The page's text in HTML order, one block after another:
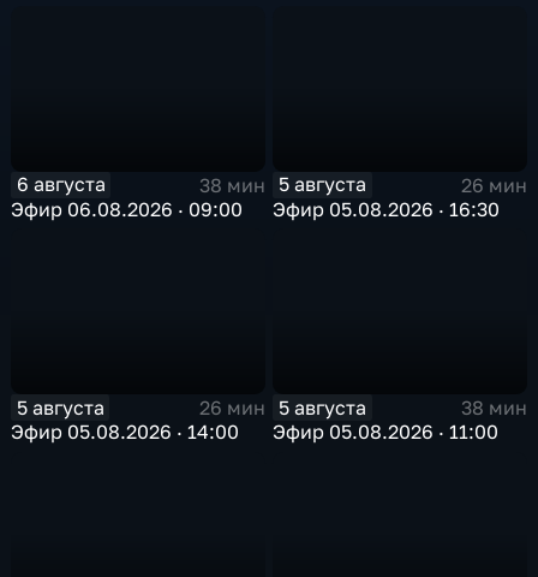
6 августа
38 мин
Эфир 06.08.2026 · 09:00
5 августа
26 мин
Эфир 05.08.2026 · 16:30
5 августа
26 мин
Эфир 05.08.2026 · 14:00
5 августа
38 мин
Эфир 05.08.2026 · 11:00